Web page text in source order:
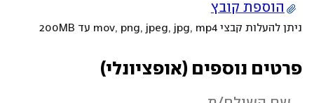
הוספת קובץ
ניתן להעלות קבצי mov, png, jpeg, jpg, mp4 עד 200MB
פרטים נוספים (אופציונלי)